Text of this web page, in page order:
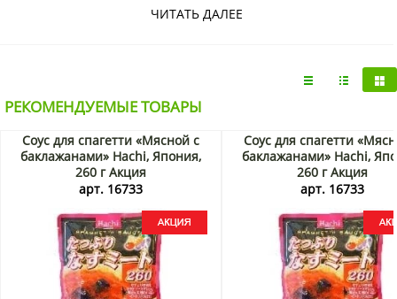
ЧИТАТЬ ДАЛЕЕ
используется мякоть различных овощей и фруктов, а
В садовых овощах и фруктах содержится почти весь
необходимый для полноценной жизни спектр витаминов и
минералов. Они способствуют укреплению иммунитета,
обеспечивают здоровье сердечно-сосудистой системы,
помогают справляться с нервными расстройствами. В
оливковом масле содержатся незаменимые
ненасыщенные жиры, которые используются организмом
для поддержания функций всех его систем.
Купить соус для котлет и жареного мяса «Гамбургер Соус»
Ebara с доставкой на дом по Москве и области можно в
интернет-магазине KorShop.ru.
РЕКОМЕНДУЕМЫЕ ТОВАРЫ
Соус для спагетти «Мясной с
баклажанами» Hachi, Япония,
260 г Акция
арт. 16733
Соус для спагетти
баклажанами» Hachi,
260 г Акция
арт. 16733